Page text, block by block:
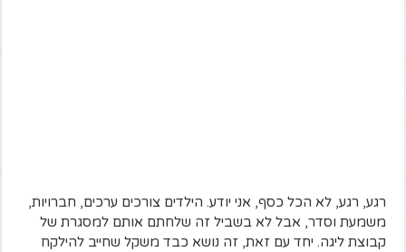
רגע, רגע, לא הכל כסף, אני יודע. הילדים צורכים ערכים, חברויות,
משמעת וסדר, אבל לא בשביל זה שלחתם אותם למסגרת של
קבוצת ליגה. יחד עם זאת, זה נושא כבד משקל שחייב להילקח